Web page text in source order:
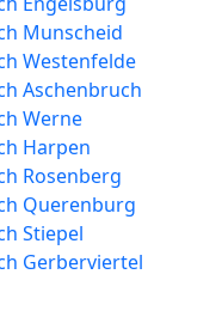
Munscheid
Westenfelde
Aschenbruch
Werne
Harpen
Rosenberg
Querenburg
Stiepel
Gerberviertel